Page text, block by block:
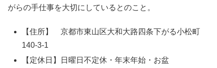
がらの手仕事を大切にしているとのこと。
【住所】 京都市東山区大和大路四条下がる小松町
140-3-1
【定休日】日曜日不定休・年末年始・お盆